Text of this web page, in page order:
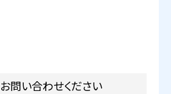
問い合わせください